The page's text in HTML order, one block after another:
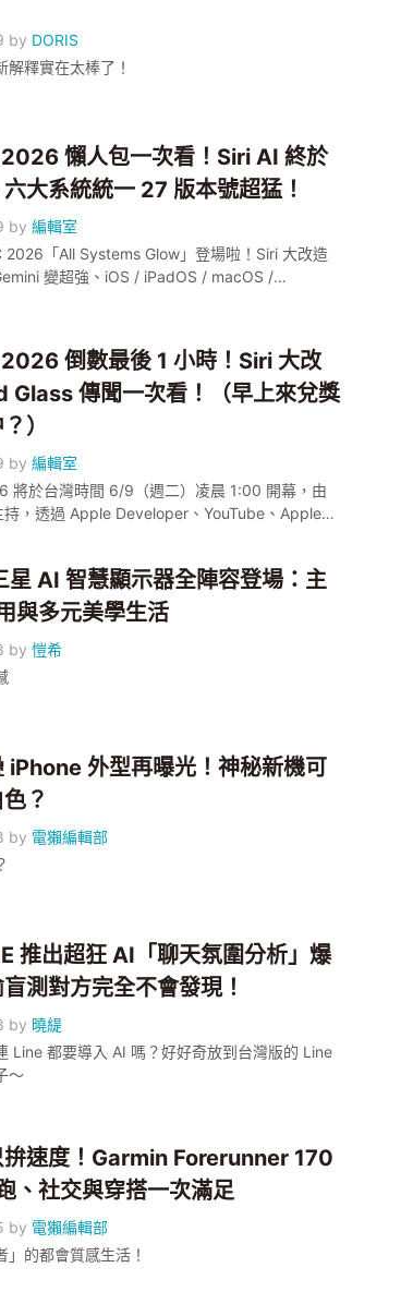
by DORIS
解釋實在太棒了！
懶人包一次看！Siri AI 終於
大系統統一 27 版本號超猛！
by編輯室
2026「All Systems Glow」登場啦！Siri 大改造
變超強、iOS / iPadOS / macOS /
體！電獺少女幫你一次整理完，公測 7 月、正式
灣讀者要注意中文要再等等～
倒數最後 1 小時！Siri 大改
Glass 傳聞一次看！（早上來兌獎
）
by編輯室
將於台灣時間 6/9（週二）凌晨 1:00 開幕，由
，透過 Apple Developer、YouTube、Apple
聞中的 Liquid Glass 全新 UI 視覺設計，以及
一年來補完功能的舞台。小編幫大家把目前
在這篇，凌晨可以邊看邊對照。
星 AI 智慧顯示器全陣容登場：主
與多元美學生活
by愷希
iPhone 外型再曝光！神秘新機可
？
by 電獺編輯部
推出超狂 AI「聊天氛圍分析」爆
測對方完全不會發現！
by 曉緹
Line 都要導入 AI 嗎？好好奇放到台灣版的 Line
～
拚速度！Garmin Forerunner 170
、社交與穿搭一次滿足
by 電獺編輯部
」的都會質感生活！